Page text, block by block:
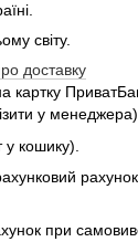
світу.
доставку
картку
у менеджера).
кошику).
при